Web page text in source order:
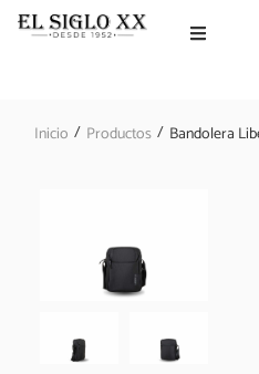
Inicio / Productos / Bandolera